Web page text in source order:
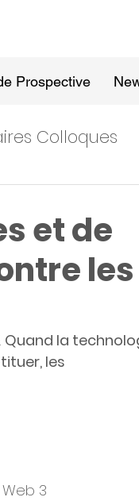
Prospective
Colloques
et de
les
Quand la
les
3